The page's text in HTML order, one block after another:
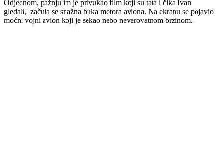
Odjednom, pažnju im je privukao film koji su tata i čika Ivan
gledali, začula se snažna buka motora aviona. Na ekranu se pojavio
moćni vojni avion koji je sekao nebo neverovatnom brzinom.